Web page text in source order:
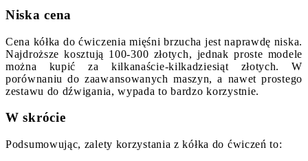
Niska cena
Cena kółka do ćwiczenia mięśni brzucha jest naprawdę niska.
Najdroższe kosztują 100-300 złotych, jednak proste modele
można kupić za kilkanaście-kilkadziesiąt złotych. W
porównaniu do zaawansowanych maszyn, a nawet prostego
zestawu do dźwigania, wypada to bardzo korzystnie.
W skrócie
Podsumowując, zalety korzystania z kółka do ćwiczeń to: